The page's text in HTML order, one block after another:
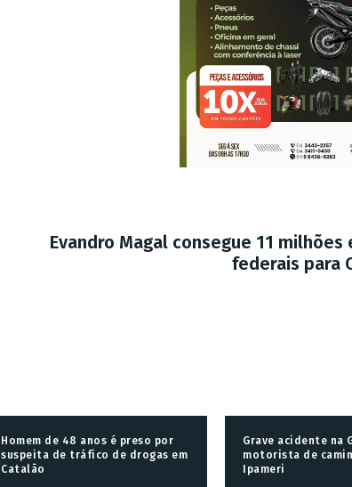
Evandro Magal consegue 11 milhões
federais para
Homem de 48 anos é preso por
suspeita de tráfico de drogas em
Catalão
Grave acidente na
motorista de
Ipameri